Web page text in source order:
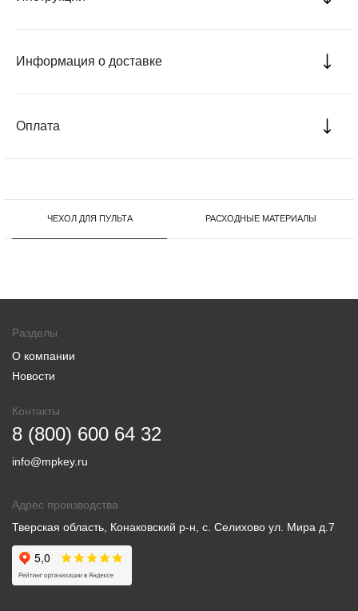
Информация о доставке
Оплата
ЧЕХОЛ ДЛЯ ПУЛЬТА РАСХОДНЫЕ МАТЕРИАЛЫ
Разделы
О компании
Новости
Контакты
8 (800) 600 64 32
info@mpkey.ru
Адрес производства
Тверская область, Конаковский р-н, с. Селихово ул. Мира д.7